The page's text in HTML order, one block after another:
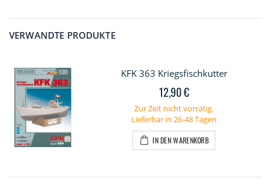
VERWANDTE PRODUKTE
KFK 363 Kriegsfischkutter
12,90 €
Zur Zeit nicht vorrätig.
Lieferbar in 26-48 Tagen
IN DEN WARENKORB